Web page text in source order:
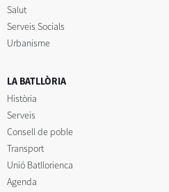
Salut
Serveis Socials
Urbanisme
LA BATLLÒRIA
Història
Serveis
Consell de poble
Transport
Unió Batllorienca
Agenda